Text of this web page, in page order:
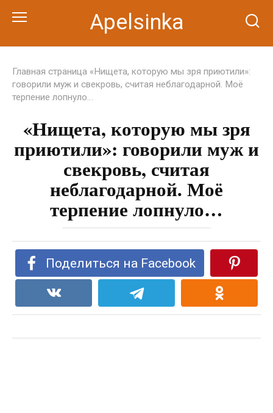
Apelsinka
Главная страница «Нищета, которую мы зря приютили»:
говорили муж и свекровь, считая неблагодарной. Моё
терпение лопнуло…
«Нищета, которую мы зря
приютили»: говорили муж и
свекровь, считая
неблагодарной. Моё
терпение лопнуло…
Поделиться на Facebook